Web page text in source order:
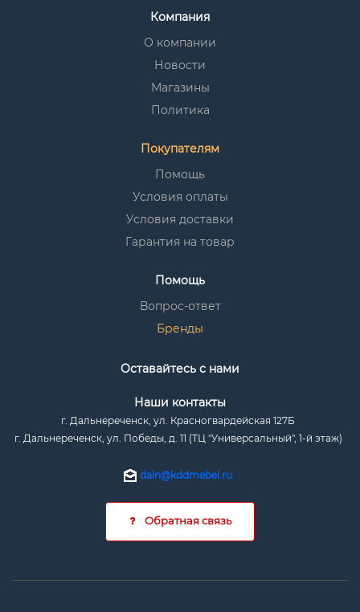
Компания
О компании
Новости
Магазины
Политика
Покупателям
Помощь
Условия оплаты
Условия доставки
Гарантия на товар
Помощь
Вопрос-ответ
Бренды
Оставайтесь с нами
Наши контакты
г. Дальнереченск, ул. Красногвардейская 127Б
г. Дальнереченск, ул. Победы, д. 11 (ТЦ "Универсальный", 1-й этаж)
daln@kddmebel.ru
Обратная связь